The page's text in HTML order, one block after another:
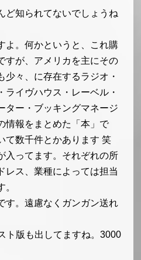
ど知られてないでしょうね
よ。何かというと、これ購
すが、アメリカを主にその
少々、に存在するラジオ・
ライヴハウス・レーベル・
ター・ブッキングマネージ
情報をまとめた「本」で
て数千件とかあります 笑
入ってます。それぞれの所
レス、業種によっては担当
す。遠慮なくガンガン送れ
ト版も出してますね。3000